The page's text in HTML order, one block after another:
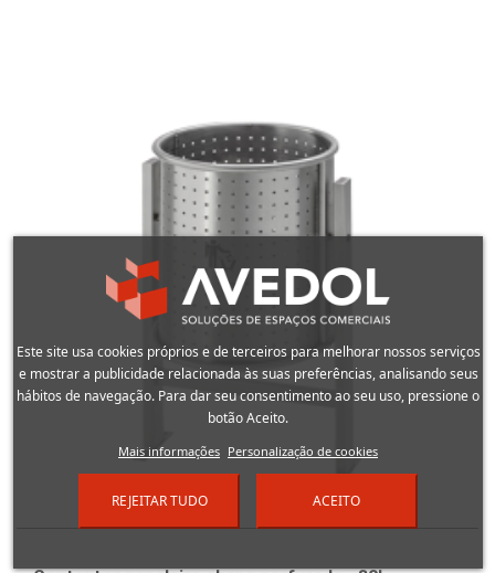
Este site usa cookies próprios e de terceiros para melhorar nossos serviços
e mostrar a publicidade relacionada às suas preferências, analisando seus
hábitos de navegação. Para dar seu consentimento ao seu uso, pressione o
botão Aceito.
Mais informações Personalização de cookies
REJEITAR TUDO ACEITO